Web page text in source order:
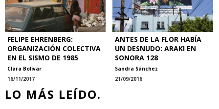
FELIPE EHRENBERG:
ORGANIZACIÓN COLECTIVA
EN EL SISMO DE 1985
Clara Bolívar
16/11/2017
ANTES DE LA FLOR HABÍA
UN DESNUDO: ARAKI EN
SONORA 128
Sandra Sánchez
21/09/2016
LO MÁS LEÍDO.